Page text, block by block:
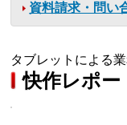
資料請求・問い
タブレットによる
快作レポー